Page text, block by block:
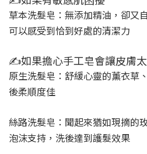
草本洗髮皂：無添加精油，卻又
可以感受到恰到好處的清潔力
✍️如果擔心手工皂會讓皮膚
原生洗髮皂：舒緩心靈的薰衣草
後柔順度佳
絲路洗髮皂：聞起來猶如現摘的
泡沫支持，洗後達到護髮效果